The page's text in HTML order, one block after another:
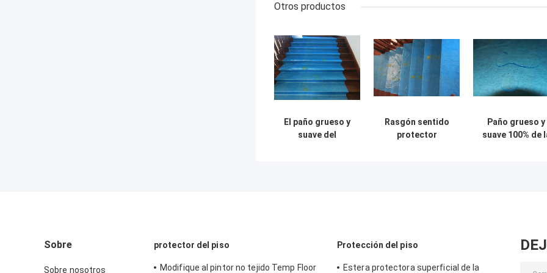
Otros productos
El paño grueso y
suave del
Rasgón sentido
protector
Paño grueso y
suave 100% de
del poliéster
los pintores
Sobre
Sobre nosotros
protector del piso
Modifique al pintor no tejido Temp Floor
Protección del piso
Estera protectora superficial de la